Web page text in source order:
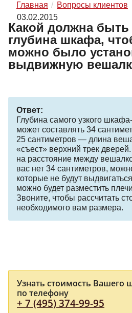
Главная
Вопросы клиентов
03.02.2015
Какой должна
глубина шкафа,
можно было
выдвижную
Ответ:
Глубина самого узкого
может составлять 34
25 сантиметров — длина
«съест» верхний трек
на расстояние между
вас нет 34 сантиметров,
которые не будут
можно будет разместить
Звоните, чтобы рассчитать
необходимого вам размера.
Узнать стоимость Вашего
по телефону
+ 7 (495) 374-99-95